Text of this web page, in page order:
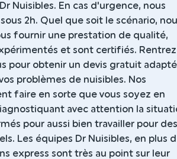
Nuisibles. En cas d'urgence, nous
2h. Quel que soit le scénario,
fournir une prestation de qualité,
et sont certifiés. Rentrez
pour obtenir un devis gratuit
problèmes de nuisibles. Nos
faire en sorte que vous soyez en
avec attention la
pour aussi bien travailler pour des
Les équipes Dr Nuisibles, en plus
express sont très au point sur leur